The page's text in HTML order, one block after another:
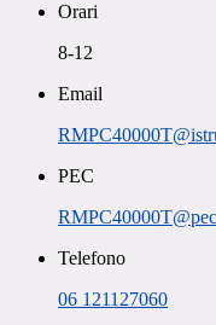
Orari
8-12
Email
PEC
Telefono
06 121127060